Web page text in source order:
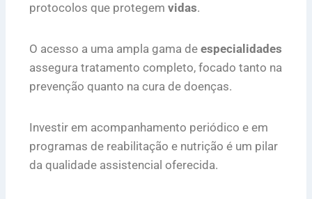
protocolos que protegem vidas.
O acesso a uma ampla gama de especialidades
assegura tratamento completo, focado tanto na
prevenção quanto na cura de doenças.
Investir em acompanhamento periódico e em
programas de reabilitação e nutrição é um pilar
da qualidade assistencial oferecida.